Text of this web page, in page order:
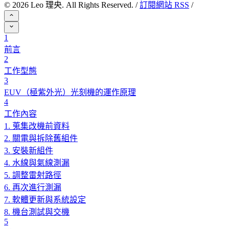
© 2026 Leo 理央. All Rights Reserved. /訂閱網站 RSS /
1
前言
2
工作型態
3
EUV（極紫外光）光刻機的運作原理
4
工作內容
1. 蒐集改機前資料
2. 關電與拆除舊組件
3. 安裝新組件
4. 水線與氣線測漏
5. 調整雷射路徑
6. 再次進行測漏
7. 軟體更新與系統設定
8. 機台測試與交機
5